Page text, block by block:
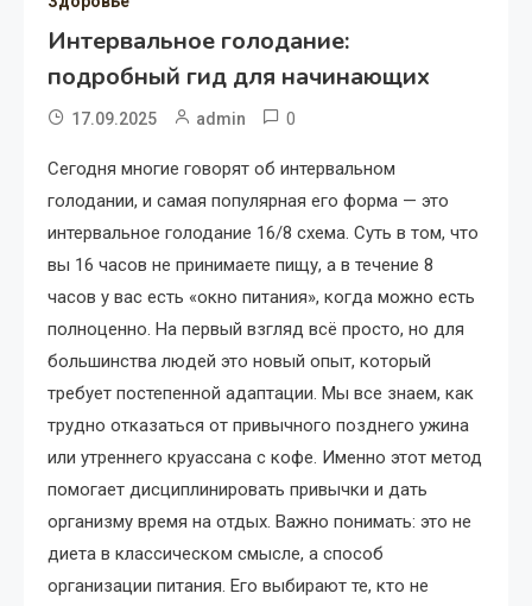
Интервальное голодание:
подробный гид для начинающих
17.09.2025 admin 0
Сегодня многие говорят об интервальном
голодании, и самая популярная его форма — это
интервальное голодание 16/8 схема. Суть в том, что
вы 16 часов не принимаете пищу, а в течение 8
часов у вас есть «окно питания», когда можно есть
полноценно. На первый взгляд всё просто, но для
большинства людей это новый опыт, который
требует постепенной адаптации. Мы все знаем, как
трудно отказаться от привычного позднего ужина
или утреннего круассана с кофе. Именно этот метод
помогает дисциплинировать привычки и дать
организму время на отдых. Важно понимать: это не
диета в классическом смысле, а способ
организации питания. Его выбирают те, кто не